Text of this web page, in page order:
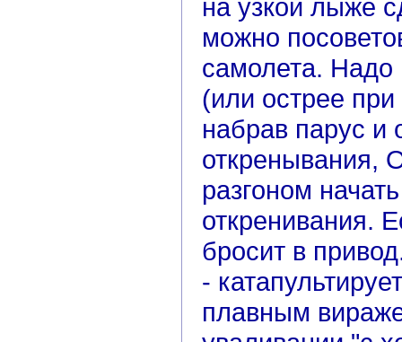
на узкой лыже
можно
самолета. Надо
(или острее
набрав парус и
разгоном
откренивания.
бросит в
-
плавным